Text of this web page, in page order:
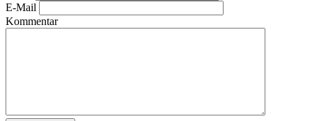
E-Mail
Kommentar